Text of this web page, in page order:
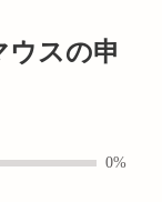
ウスの申
0%